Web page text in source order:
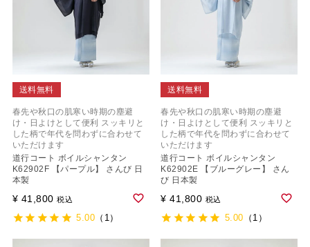
送料無料
春先や秋口の肌寒い時期の塵避
け・日よけとして便利 スッキリと
した柄で年代を問わずに合わせて
いただけます
道行コート ボイルシャンタン
K62902F 【パープル】 さんび 日
本製
¥ 41,800 税込
5.00 （1）
送料無料
春先や秋口の肌寒い時期の塵避
け・日よけとして便利 スッキリと
した柄で年代を問わずに合わせて
いただけます
道行コート ボイルシャンタン
K62902E 【ブルーグレー】 さん
び 日本製
¥ 41,800 税込
5.00 （1）